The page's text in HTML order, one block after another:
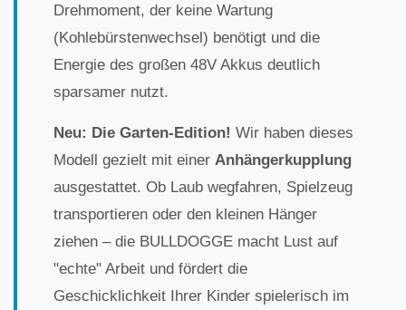
Drehmoment, der keine Wartung
(Kohlebürstenwechsel) benötigt und die
Energie des großen 48V Akkus deutlich
sparsamer nutzt.
Neu: Die Garten-Edition! Wir haben dieses
Modell gezielt mit einer Anhängerkupplung
ausgestattet. Ob Laub wegfahren, Spielzeug
transportieren oder den kleinen Hänger
ziehen – die BULLDOGGE macht Lust auf
"echte" Arbeit und fördert die
Geschicklichkeit Ihrer Kinder spielerisch im